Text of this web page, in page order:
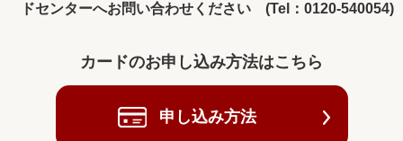
ドセンターへお問い合わせください (Tel：0120-540054)
カードのお申し込み方法はこちら
申し込み方法